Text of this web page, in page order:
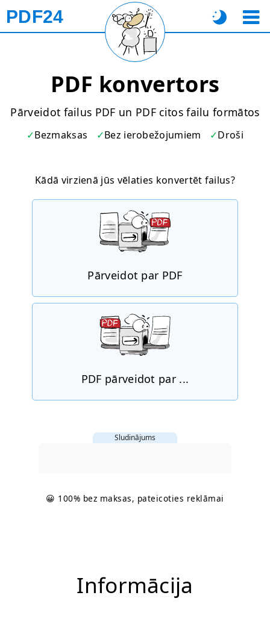
PDF24
PDF konvertors
Pārveidot failus PDF un PDF citos failu formātos
Bezmaksas Bez ierobežojumiem Droši
Kādā virzienā jūs vēlaties konvertēt failus?
Pārveidot par PDF
PDF pārveidot par ...
Sludinājums
😀 100% bez maksas, pateicoties reklāmai
Informācija